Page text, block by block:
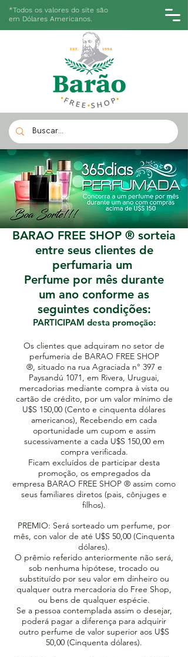
*Todos os valores do site são
em Dólares Americanos.
BARAO FREE SHOP ® sorteia
entre seus clientes de
perfumaria um
Perfume por mês durante
um ano conforme as
seguintes condições:
PARTICIPAM desta promoção:
Os clientes que adquiram no setor de
perfumeria de BARAO FREE SHOP
®, situado na rua Agraciada n° 397 e
Paysandú 1071, em Rivera, Uruguai,
mercadorias mediante compra à vista ou
cartão de crédito, por um valor mínimo de
U$S 150,00 (Cento e cinquenta dólares
americanos), Recebendo em cada
oportunidade um cupom e assim
sucessivamente a cada U$S 150,00 em
compra verificada.
Ficam excluídos de participar desta
promoção, os empregados da
empresa BARAO FREE SHOP ® assim como
seus familiares diretos (pais, cônjuges e
filhos).
PREMIO: Será sorteado um perfume, por
mês, con valor de até U$S 50,00 (Cinquenta
dólares).
O prêmio referido anteriormente não será,
sob nenhuma hipótese, trocado ou
substituído por seu valor em dinheiro ou
qualquer outra mercadoria do Free Shop,
ou bens de qualquer espécie.
Se a pessoa contemplada assim o desejar,
poderá pagar a diferença para adquirir
outro perfume de valor superior aos U$S
50,00 (Cinquenta dólares).